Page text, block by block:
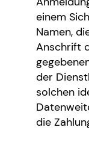
einem
Namen,
Anschrift
der
solchen
die